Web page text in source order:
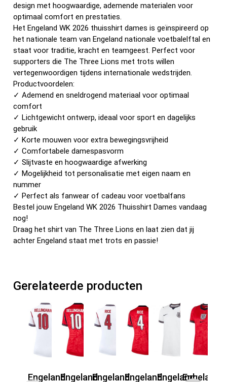
design met hoogwaardige, ademende materialen voor
optimaal comfort en prestaties.
Het Engeland WK 2026 thuisshirt dames is geïnspireerd op
het nationale team van Engeland nationale voetbalelftal en
staat voor traditie, kracht en teamgeest. Perfect voor
supporters die The Three Lions met trots willen
vertegenwoordigen tijdens internationale wedstrijden.
Productvoordelen:
✓ Ademend en sneldrogend materiaal voor optimaal
comfort
✓ Lichtgewicht ontwerp, ideaal voor sport en dagelijks
gebruik
✓ Korte mouwen voor extra bewegingsvrijheid
✓ Comfortabele damespasvorm
✓ Slijtvaste en hoogwaardige afwerking
✓ Mogelijkheid tot personalisatie met eigen naam en
nummer
✓ Perfect als fanwear of cadeau voor voetbalfans
Bestel jouw Engeland WK 2026 Thuisshirt Dames vandaag
nog!
Draag het shirt van The Three Lions en laat zien dat jij
achter Engeland staat met trots en passie!
Gerelateerde producten
EngelandEngelandEngelandEngelandEngelandEngeland